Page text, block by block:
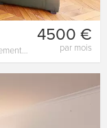
4500 €
par mois